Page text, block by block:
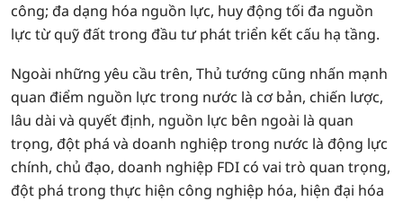
công; đa dạng hóa nguồn lực, huy động tối đa nguồn
lực từ quỹ đất trong đầu tư phát triển kết cấu hạ tầng.
Ngoài những yêu cầu trên, Thủ tướng cũng nhấn mạnh
quan điểm nguồn lực trong nước là cơ bản, chiến lược,
lâu dài và quyết định, nguồn lực bên ngoài là quan
trọng, đột phá và doanh nghiệp trong nước là động lực
chính, chủ đạo, doanh nghiệp FDI có vai trò quan trọng,
đột phá trong thực hiện công nghiệp hóa, hiện đại hóa